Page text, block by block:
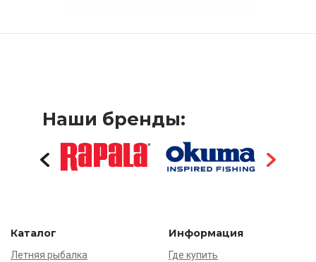
Наши бренды:
Каталог
Летняя рыбалка
Информация
Где купить